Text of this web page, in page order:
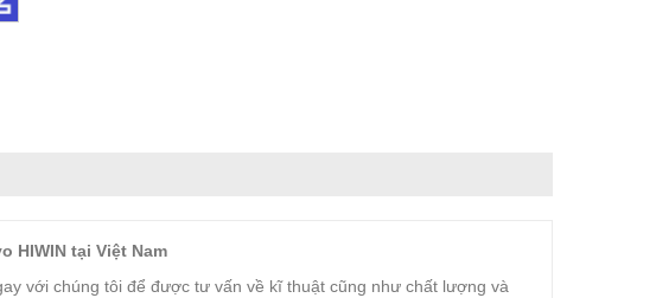
HIWIN tại Việt Nam
với chúng tôi để được tư vấn về kĩ thuật cũng như chất lượng và